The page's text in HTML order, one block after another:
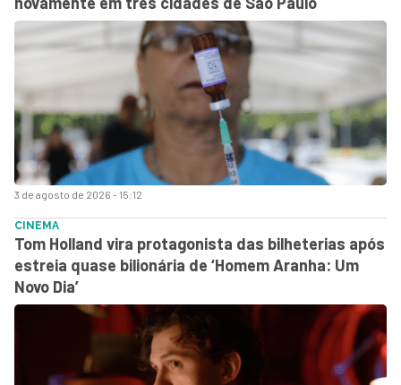
3 de agosto de 2026 - 15:12
CINEMA
Tom Holland vira protagonista das bilheterias após
estreia quase bilionária de ‘Homem Aranha: Um
Novo Dia’